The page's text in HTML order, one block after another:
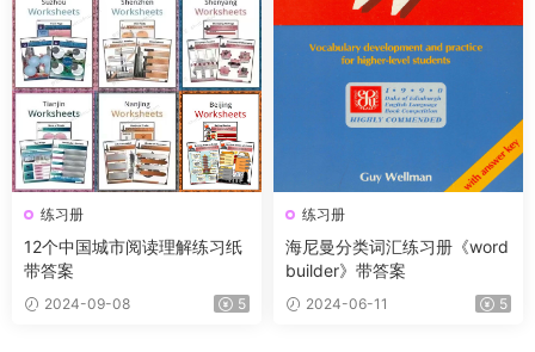
练习册
12个中‮城国‬市阅读理解练习纸
带答案
2024-09-08 5
练习册
海尼曼分类词汇练习册《word
builder》带答案
2024-06-11 5